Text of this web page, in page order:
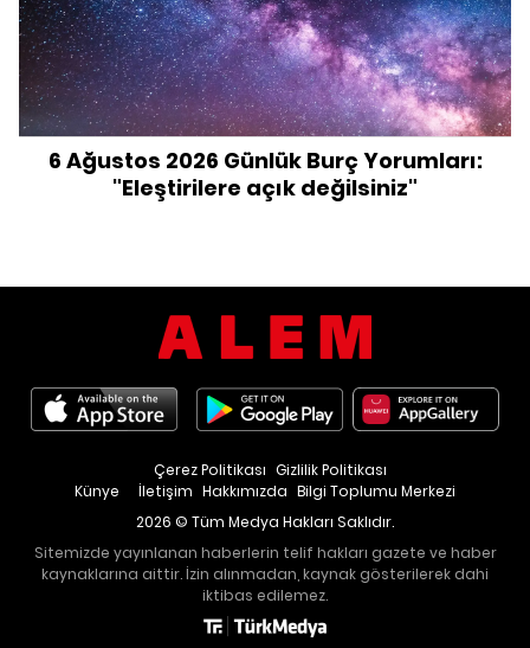
6 Ağustos 2026 Günlük Burç Yorumları:
"Eleştirilere açık değilsiniz"
Künye İletişim Hakkımızda Bilgi Toplumu Merkezi
Çerez Politikası Gizlilik Politikası
2026 © Tüm Medya Hakları Saklıdır.
Sitemizde yayınlanan haberlerin telif hakları gazete ve haber
kaynaklarına aittir. İzin alınmadan, kaynak gösterilerek dahi
iktibas edilemez.